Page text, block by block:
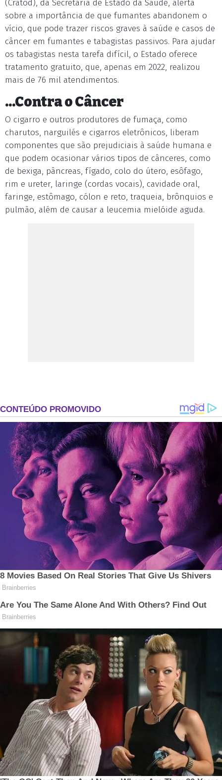
(Cratod), da Secretaria de Estado da Saúde, alerta
sobre a importância de que fumantes abandonem o
vício, que pode trazer riscos graves à saúde e casos de
câncer em fumantes e tabagistas passivos. Para ajudar
os tabagistas nesta tarefa difícil, o Estado oferece
tratamento gratuito, que, apenas em 2022, realizou
mais de 76 mil atendimentos.
...Contra o Câncer
O cigarro e outros produtores de fumaça, como
charutos, narguilés e cigarros eletrônicos, liberam
componentes que são prejudiciais à saúde humana e
que podem ocasionar vários tipos de cânceres, como
de bexiga, pâncreas, fígado, colo do útero, esôfago,
rim e ureter, laringe (cordas vocais), cavidade oral,
faringe, estômago, cólon e reto, traqueia, brônquios e
pulmão, além de causar a leucemia mielóide aguda.